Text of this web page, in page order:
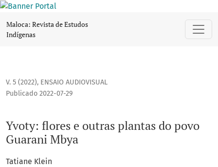
Maloca: Revista de Estudos
Indígenas
V. 5 (2022), ENSAIO AUDIOVISUAL
Yvoty: flores e outras plantas do povo
Guarani Mbya
Publicado 2022-07-29
Tatiane Klein